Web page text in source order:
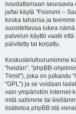
noudattamaan seuraavia
ja/tai käytä "Foorumi –
koska tahansa ja
suositeltavaa lukea
palvelun käyttö vaatii
päivitetty tai korjattu.
Keskustelufoorumimme
"heidän", "phpBB-
Tiimit"), joka on julkaistu "
"GPL") ja se voidaan
vain ympäristön internet-
mitä sallimme tai
lisätietoa phpBB:stä